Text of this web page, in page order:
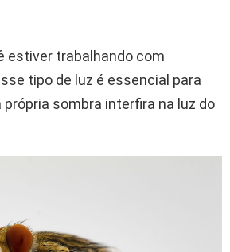
estiver trabalhando com
tipo de luz é essencial para
própria sombra interfira na luz do